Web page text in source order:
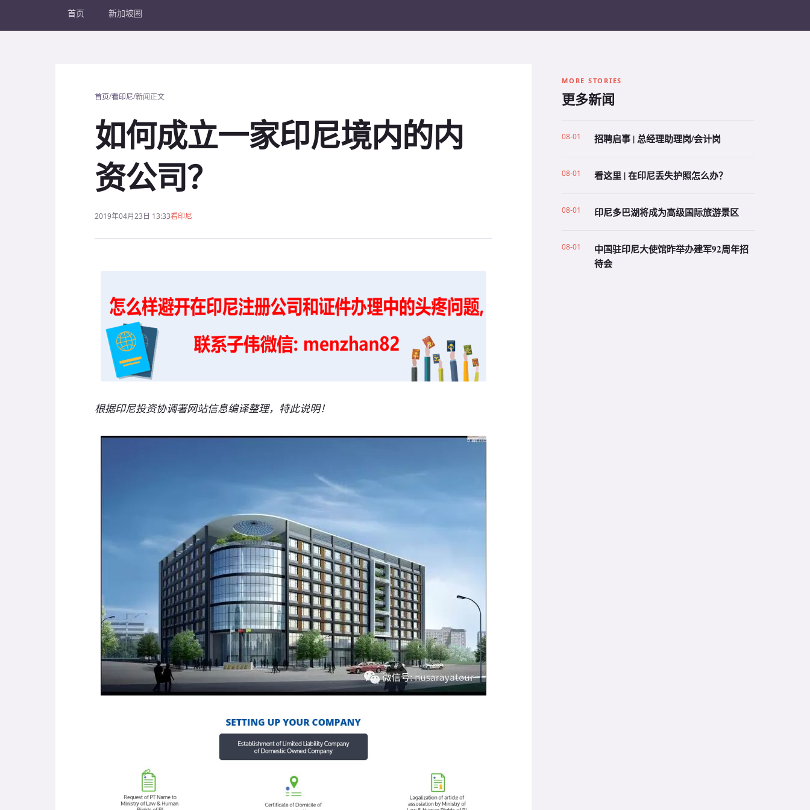
首页 新加坡圈
首页/看印尼/新闻正文
如何成立一家印尼境内的内
资公司？
2019年04月23日 13:33看印尼
根据印尼投资协调署网站信息编译整理，特此说明！
MORE STORIES
更多新闻
08-01 招聘启事 | 总经理助理岗/会计岗
08-01 看这里 | 在印尼丢失护照怎么办？
08-01 印尼多巴湖将成为高级国际旅游景区
08-01
中国驻印尼大使馆昨举办建军92周年招
待会